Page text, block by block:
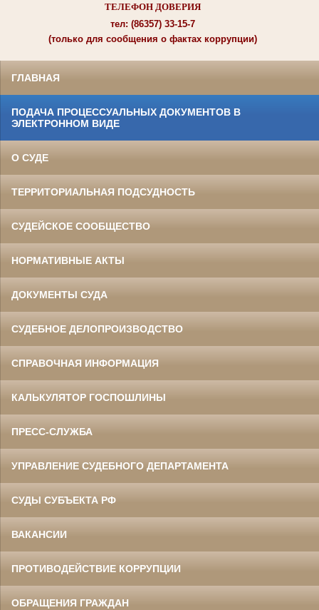
ТЕЛЕФОН ДОВЕРИЯ
тел: (86357) 33-15-7
(только для сообщения о фактах коррупции)
ГЛАВНАЯ
ПОДАЧА ПРОЦЕССУАЛЬНЫХ ДОКУМЕНТОВ В
ЭЛЕКТРОННОМ ВИДЕ
О СУДЕ
ТЕРРИТОРИАЛЬНАЯ ПОДСУДНОСТЬ
СУДЕЙСКОЕ СООБЩЕСТВО
НОРМАТИВНЫЕ АКТЫ
ДОКУМЕНТЫ СУДА
СУДЕБНОЕ ДЕЛОПРОИЗВОДСТВО
СПРАВОЧНАЯ ИНФОРМАЦИЯ
КАЛЬКУЛЯТОР ГОСПОШЛИНЫ
ПРЕСС-СЛУЖБА
УПРАВЛЕНИЕ СУДЕБНОГО ДЕПАРТАМЕНТА
СУДЫ СУБЪЕКТА РФ
ВАКАНСИИ
ПРОТИВОДЕЙСТВИЕ КОРРУПЦИИ
ОБРАЩЕНИЯ ГРАЖДАН